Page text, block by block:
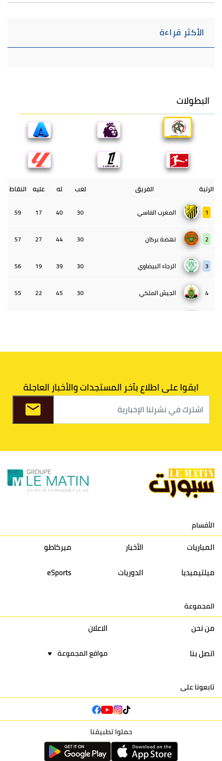
الأكثر قراءة
البطولات
الرتبة الفريق لعب له عليه النقاط
1 المغرب الفاسي 30
40
17
59
2 نهضة بركان 30
44
27
57
3 الرجاء البيضاوي 30
39
19
56
4 الجيش الملكي 30
45
22
55
36
37
9 الكوكب المراكشي 30
27
26
36
10 النادي المكناسي 30
24
33
36
11 نادي النهضة زمامرة 30
28
37
33
13 إتحاد تواركة 30
32
40
31
16 نادي أولمبيك آسفي 30
24
42
22
ابقوا على اطلاع بآخر المستجدات والأخبار العاجلة
الأقسام
المباريات الأخبار
ميركاطو
ميلتيميديا
الدوريات eSports
المجموعة
من نحن
الاعلان
اتصل بنا
مواقع المجموعة
تابعونا على
حملوا تطبيقنا